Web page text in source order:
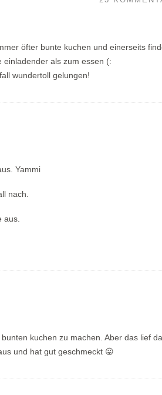
öfter bunte kuchen und einerseits
einladender als zum essen (:
wundertoll gelungen!
Yammi
nach.
aus.
kuchen zu machen. Aber das lief
und hat gut geschmeckt 😛